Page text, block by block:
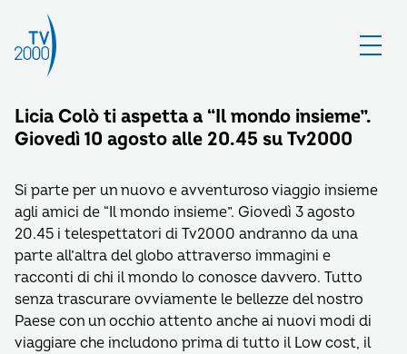
Licia Colò ti aspetta a “Il mondo insieme”.
Giovedì 10 agosto alle 20.45 su Tv2000
Si parte per un nuovo e avventuroso viaggio insieme
agli amici de “Il mondo insieme”. Giovedì 3 agosto
20.45 i telespettatori di Tv2000 andranno da una
parte all’altra del globo attraverso immagini e
racconti di chi il mondo lo conosce davvero. Tutto
senza trascurare ovviamente le bellezze del nostro
Paese con un occhio attento anche ai nuovi modi di
viaggiare che includono prima di tutto il Low cost, il